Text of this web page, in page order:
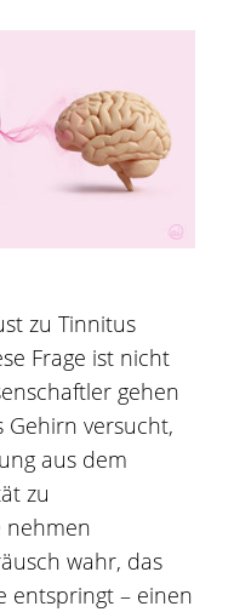
zu Tinnitus
Frage ist nicht
gehen
Gehirn versucht,
aus dem
zu
nehmen
wahr, das
entspringt – einen